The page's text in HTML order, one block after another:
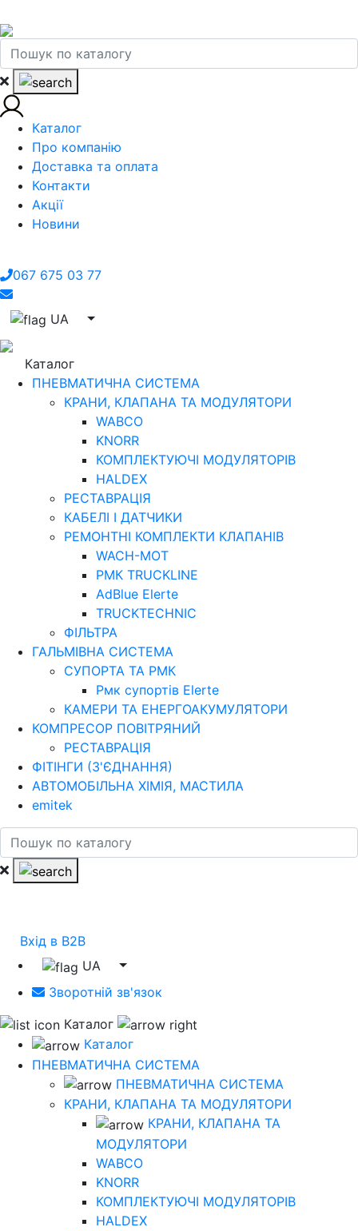
Каталог
Про компанію
Доставка та оплата
Контакти
Акції
Новини
067 675 03 77
UA
Каталог
ПНЕВМАТИЧНА СИСТЕМА
КРАНИ, КЛАПАНА ТА МОДУЛЯТОРИ
WABCO
KNORR
КОМПЛЕКТУЮЧІ МОДУЛЯТОРІВ
HALDEX
РЕСТАВРАЦІЯ
КАБЕЛІ І ДАТЧИКИ
РЕМОНТНІ КОМПЛЕКТИ КЛАПАНІВ
WACH-MOT
РМК TRUCKLINE
AdBlue Elerte
TRUCKTECHNIC
ФІЛЬТРА
ГАЛЬМІВНА СИСТЕМА
СУПОРТА ТА РМК
Рмк cупортів Elerte
КАМЕРИ ТА ЕНЕРГОАКУМУЛЯТОРИ
КОМПРЕСОР ПОВІТРЯНИЙ
РЕСТАВРАЦІЯ
ФІТІНГИ (З'ЄДНАННЯ)
АВТОМОБІЛЬНА ХІМІЯ, МАСТИЛА
emitek
Вхід в B2B
UA
Зворотній зв'язок
Каталог
Каталог
ПНЕВМАТИЧНА СИСТЕМА
ПНЕВМАТИЧНА СИСТЕМА
КРАНИ, КЛАПАНА ТА МОДУЛЯТОРИ
КРАНИ, КЛАПАНА ТА
МОДУЛЯТОРИ
WABCO
KNORR
КОМПЛЕКТУЮЧІ МОДУЛЯТОРІВ
HALDEX